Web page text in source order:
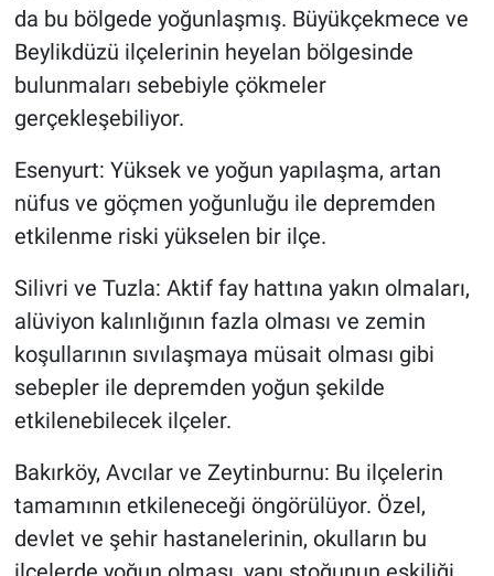
da bu bölgede yoğunlaşmış. Büyükçekmece ve
Beylikdüzü ilçelerinin heyelan bölgesinde
bulunmaları sebebiyle çökmeler
gerçekleşebiliyor.
Esenyurt: Yüksek ve yoğun yapılaşma, artan
nüfus ve göçmen yoğunluğu ile depremden
etkilenme riski yükselen bir ilçe.
Silivri ve Tuzla: Aktif fay hattına yakın olmaları,
alüviyon kalınlığının fazla olması ve zemin
koşullarının sıvılaşmaya müsait olması gibi
sebepler ile depremden yoğun şekilde
etkilenebilecek ilçeler.
Bakırköy, Avcılar ve Zeytinburnu: Bu ilçelerin
tamamının etkileneceği öngörülüyor. Özel,
devlet ve şehir hastanelerinin, okulların bu